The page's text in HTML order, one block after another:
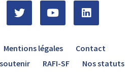
Mentions légales
Contact
RAFI-SF Nos statuts